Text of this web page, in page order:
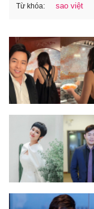
Từ khóa: sao việt